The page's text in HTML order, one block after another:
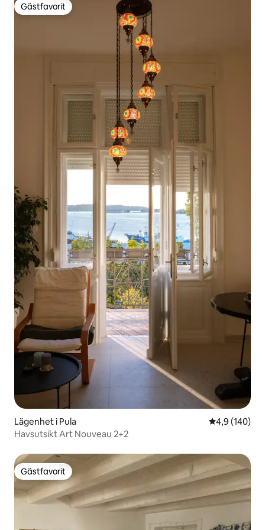
Gästfavorit
Gästfavorit
Lägenhet i Pula 4,9 av 5 i
4,9 (140)
Havsutsikt Art Nouveau 2+2
Gästfavorit
Gästfavorit